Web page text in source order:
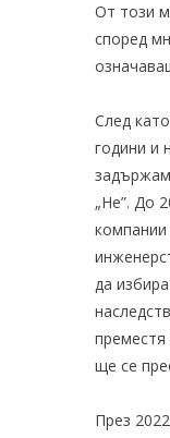
От този
според
След
години и
„Не”. До
да
преместя
ще се
През